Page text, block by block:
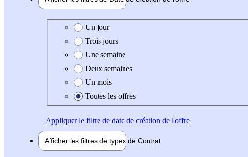
Date de création de l'offre
Un jour
Trois jours
Une semaine
Deux semaines
Un mois
Toutes les offres
Appliquerle filtre de date de création de l'offre
Afficher les filtres de types de Contrat